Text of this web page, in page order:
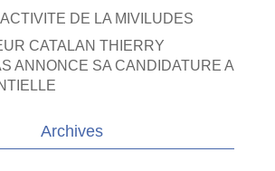
DE LA MIVILUDES
CATALAN THIERRY
ANNONCE SA CANDIDATURE A
Archives